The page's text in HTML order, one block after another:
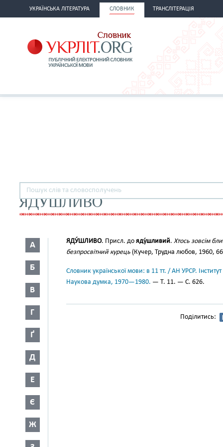
УКРАЇНСЬКА ЛІТЕРАТУРА СЛОВНИК ТРАНСЛІТЕРАЦІЯ
ЯДУШЛИВО
А
Б
В
Г
Ґ
Д
Е
Є
Ж
ЯДУ́ШЛИВО. Присл. до яду́шливий. Хтось зовсім
безпросвітний курець (Кучер, Трудна любов, 1960,
Словник української мови: в 11 тт. / АН УРСР.
Наукова думка, 1970—1980. — Т. 11. — С. 626.
Поділитись: